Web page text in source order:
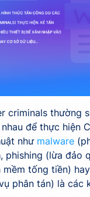
criminals thường
để thực hiện
như malware
phishing (lừa đảo
mềm tống tiền)
phân tán) là các